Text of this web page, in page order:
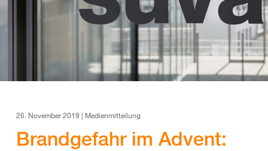
26. November 2019 | Medienmitteilung
Brandgefahr im Advent: